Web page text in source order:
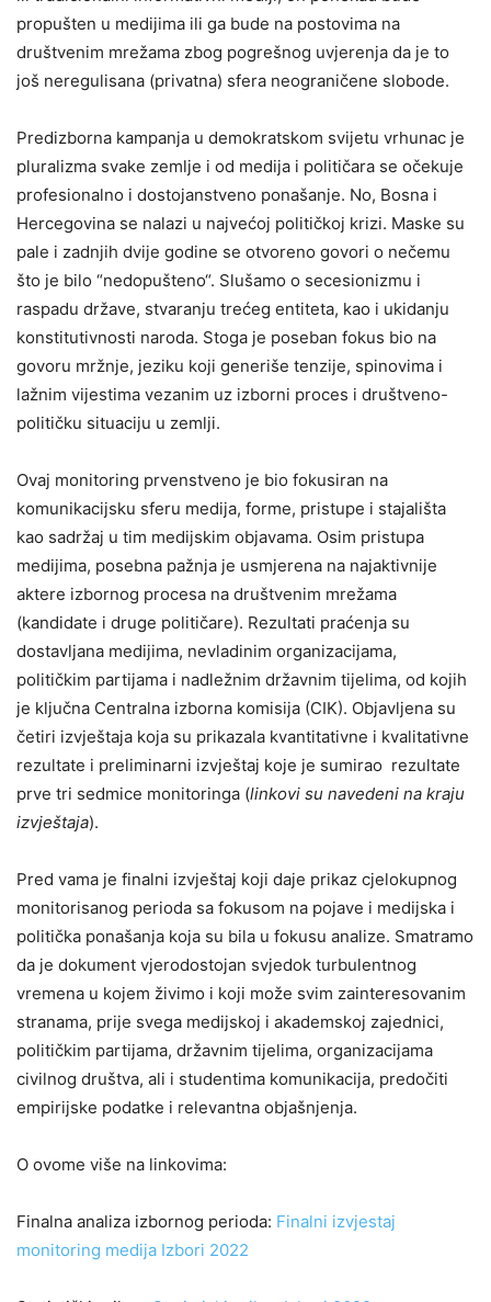
propušten u medijima ili ga bude na postovima na
društvenim mrežama zbog pogrešnog uvjerenja da je to
još neregulisana (privatna) sfera neograničene slobode.
Predizborna kampanja u demokratskom svijetu vrhunac je
pluralizma svake zemlje i od medija i političara se očekuje
profesionalno i dostojanstveno ponašanje. No, Bosna i
Hercegovina se nalazi u najvećoj političkoj krizi. Maske su
pale i zadnjih dvije godine se otvoreno govori o nečemu
što je bilo “nedopušteno“. Slušamo o secesionizmu i
raspadu države, stvaranju trećeg entiteta, kao i ukidanju
konstitutivnosti naroda. Stoga je poseban fokus bio na
govoru mržnje, jeziku koji generiše tenzije, spinovima i
lažnim vijestima vezanim uz izborni proces i društveno-
političku situaciju u zemlji.
Ovaj monitoring prvenstveno je bio fokusiran na
komunikacijsku sferu medija, forme, pristupe i stajališta
kao sadržaj u tim medijskim objavama. Osim pristupa
medijima, posebna pažnja je usmjerena na najaktivnije
aktere izbornog procesa na društvenim mrežama
(kandidate i druge političare). Rezultati praćenja su
dostavljana medijima, nevladinim organizacijama,
političkim partijama i nadležnim državnim tijelima, od kojih
je ključna Centralna izborna komisija (CIK). Objavljena su
četiri izvještaja koja su prikazala kvantitativne i kvalitativne
rezultate i preliminarni izvještaj koje je sumirao rezultate
prve tri sedmice monitoringa (linkovi su navedeni na kraju
izvještaja).
Pred vama je finalni izvještaj koji daje prikaz cjelokupnog
monitorisanog perioda sa fokusom na pojave i medijska i
politička ponašanja koja su bila u fokusu analize. Smatramo
da je dokument vjerodostojan svjedok turbulentnog
vremena u kojem živimo i koji može svim zainteresovanim
stranama, prije svega medijskoj i akademskoj zajednici,
političkim partijama, državnim tijelima, organizacijama
civilnog društva, ali i studentima komunikacija, predočiti
empirijske podatke i relevantna objašnjenja.
O ovome više na linkovima:
Finalna analiza izbornog perioda: Finalni izvjestaj
monitoring medija Izbori 2022